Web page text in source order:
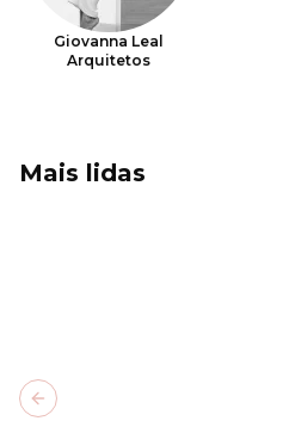
Giovanna Leal
Arquitetos
Mais lidas
Previous slide